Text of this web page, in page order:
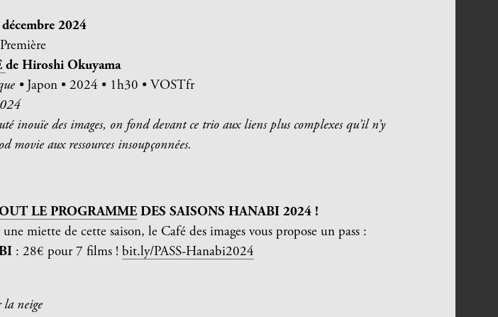
2024
deHiroshi Okuyama
• Japon • 2024 • 1h30 • VOSTfr
inouïe des images, on fond devant ce trio aux liens plus complexes qu’il n’y
movie aux ressources insoupçonnées.
LE PROGRAMMEDES SAISONS HANABI 2024 !
miette de cette saison, le Café des images vous propose un pass :
: 28€ pour 7 films ! bit.ly/PASS-Hanabi2024
la neige